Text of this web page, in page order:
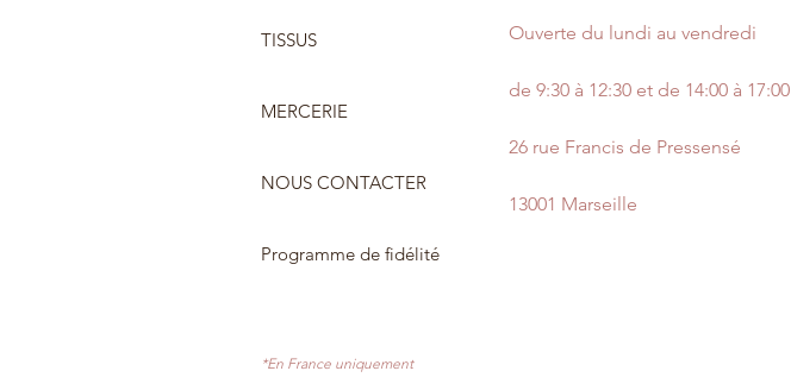
TISSUS
MERCERIE
NOUS CONTACTER
Programme de fidélité
Ouverte du lundi au vendredi
de 9:30 à 12:30 et de 14:00 à 17:00
26 rue Francis de Pressensé
13001 Marseille
*En France uniquement